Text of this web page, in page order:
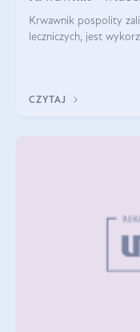
Krwawnik pospolity
leczniczych, jest
CZYTAJ